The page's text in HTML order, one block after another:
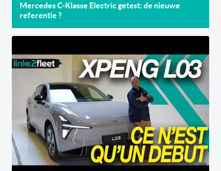
Mercedes C-Klasse Electric getest: de nieuwe
referentie ?